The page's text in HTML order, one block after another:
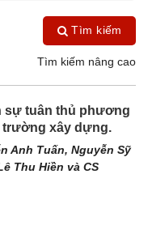
Tìm kiếm
Tìm kiếm nâng cao
sự tuân thủ phương
trường xây dựng.
Anh Tuấn, Nguyễn Sỹ
Thu Hiền và CS